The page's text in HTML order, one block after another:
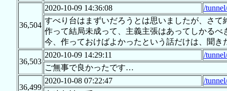
36,504
2020-10-09 14:36:08
/
すべり台はまずいだろうとは思いましたが、さ
作って結局未成って、主義主張はあってしかる
今、作っておけばよかったという話だけは、聞き
36,503
2020-10-09 14:29:11
/
ご無事で良かったです…
36,499
2020-10-08 07:22:47
/